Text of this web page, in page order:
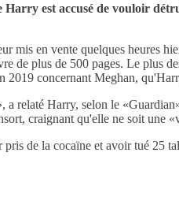
est accusé de vouloir
mis en vente quelques heures
de plus de 500 pages. Le
concernant Meghan,
relaté Harry, selon le
craignant qu'elle ne soit une
de la cocaïne et avoir tué 25